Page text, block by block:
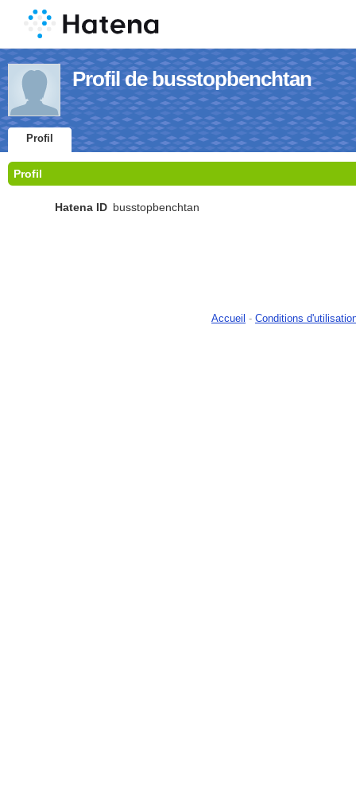
Profil de busstopbenchtan
Profil
Profil
Hatena ID busstopbenchtan
Accueil - Conditions